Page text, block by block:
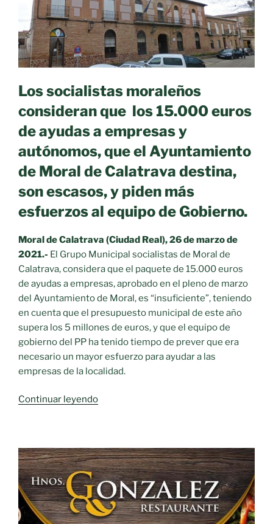
entre
militantes
y
simpatizantes.»
Los socialistas moraleños
consideran que los 15.000 euros
de ayudas a empresas y
autónomos, que el Ayuntamiento
de Moral de Calatrava destina,
son escasos, y piden más
esfuerzos al equipo de Gobierno.
Moral de Calatrava (Ciudad Real), 26 de marzo de
2021.- El Grupo Municipal socialistas de Moral de
Calatrava, considera que el paquete de 15.000 euros
de ayudas a empresas, aprobado en el pleno de marzo
del Ayuntamiento de Moral, es “insuficiente”, teniendo
en cuenta que el presupuesto municipal de este año
supera los 5 millones de euros, y que el equipo de
gobierno del PP ha tenido tiempo de prever que era
necesario un mayor esfuerzo para ayudar a las
empresas de la localidad.
Continuar leyendo«PSOE
Calatrava:
“Las
ayudas
a
empresas